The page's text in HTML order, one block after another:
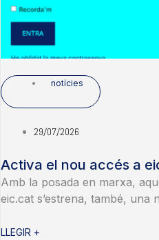
notícies
29/07/2026
Activa el nou accés a
Amb la posada en marxa,
eic.cat s’estrena, també, una
LLEGIR +